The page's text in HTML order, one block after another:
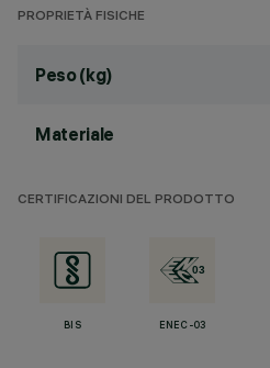
PROPRIETÀ FISICHE
Peso (kg)
Materiale
CERTIFICAZIONI DEL PRODOTTO
BIS ENEC-03